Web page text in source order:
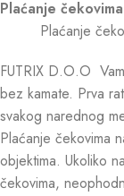
Plaćanje čekovima
Plaćanje
FUTRIX D.O.O
bez kamate. Prva
svakog narednog
Plaćanje čekovima
objektima. Ukoliko
čekovima,